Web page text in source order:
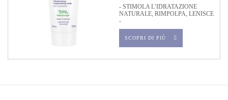
- STIMOLA L’IDRATAZIONE
NATURALE, RIMPOLPA, LENISCE
-
SCOPRI DI PIÙ